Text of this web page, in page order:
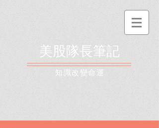
美股隊長筆記
​知識改變命運